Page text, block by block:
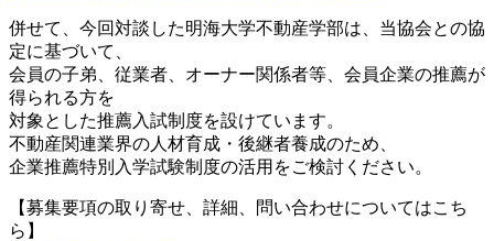
併せて、今回対談した明海大学不動産学部は、当協会との協
定に基づいて、
会員の子弟、従業者、オーナー関係者等、会員企業の推薦が
得られる方を
対象とした推薦入試制度を設けています。
不動産関連業界の人材育成・後継者養成のため、
企業推薦特別入学試験制度の活用をご検討ください。
【募集要項の取り寄せ、詳細、問い合わせについてはこち
ら】